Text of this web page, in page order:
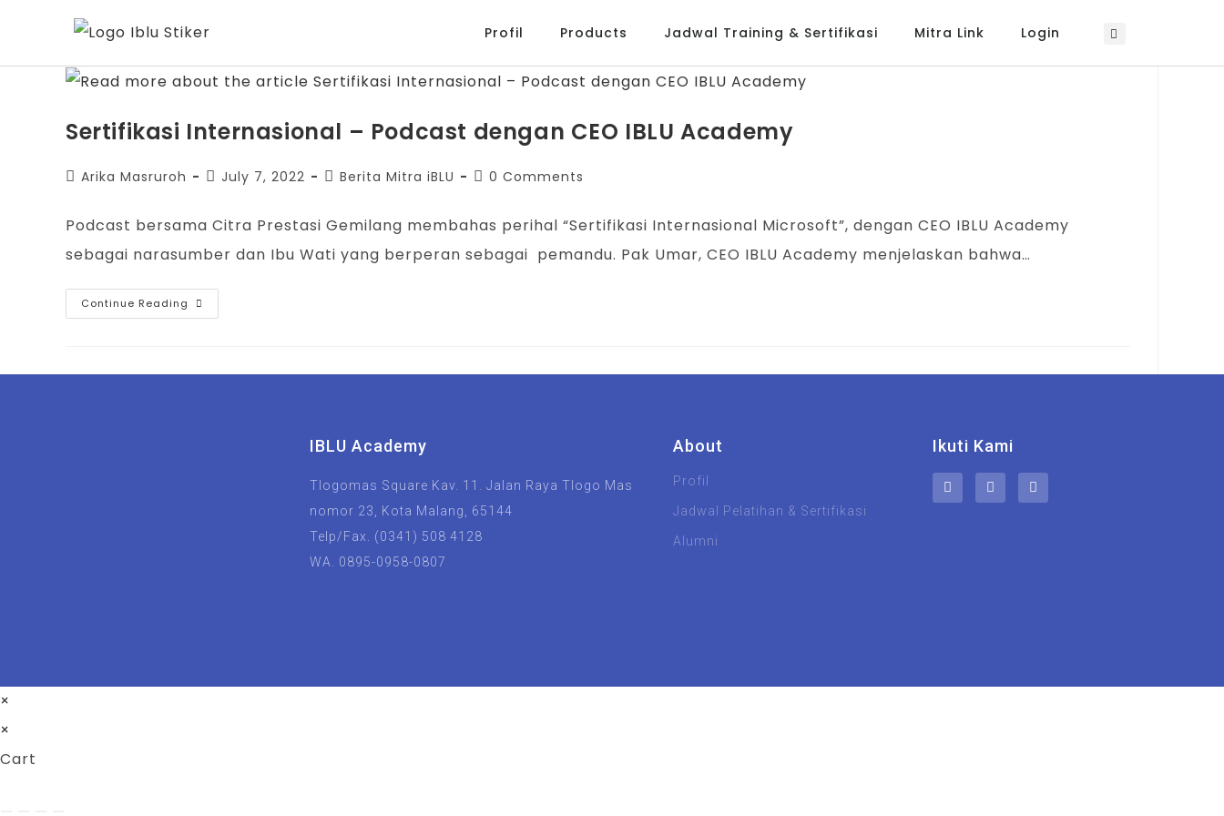
Profil Products Jadwal Training & Sertifikasi Mitra Link Login
Sertifikasi Internasional – Podcast dengan CEO IBLU Academy
Arika Masruroh July 7, 2022 Berita Mitra iBLU 0 Comments
Podcast bersama Citra Prestasi Gemilang membahas perihal “Sertifikasi Internasional Microsoft”, dengan CEO IBLU Academy
sebagai narasumber dan Ibu Wati yang berperan sebagai pemandu. Pak Umar, CEO IBLU Academy menjelaskan bahwa…
Continue Reading
IBLU Academy
Tlogomas Square Kav. 11. Jalan Raya Tlogo Mas
nomor 23, Kota Malang, 65144
Telp/Fax. (0341) 508 4128
WA. 0895-0958-0807
About
Profil
Jadwal Pelatihan & Sertifikasi
Alumni
Ikuti Kami
×
×
Cart